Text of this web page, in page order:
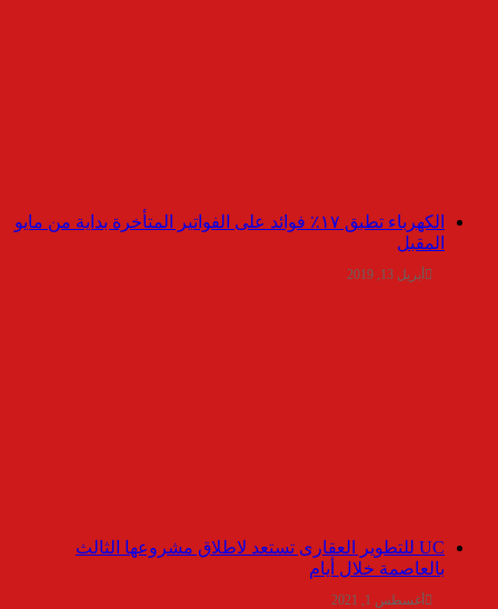
الكهرباء تطبق ١٧٪ فوائد على الفواتير المتأخرة بداية من مايو
المقبل
أبريل 13, 2019
UC للتطوير العقارى تستعد لاطلاق مشروعها الثالث
بالعاصمة خلال أيام
أغسطس 1, 2021